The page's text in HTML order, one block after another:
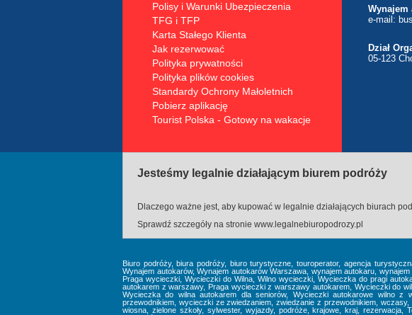
Polisy i Warunki Ubezpieczenia
TFG i TFP
Karta Stałego Klienta
Jak rezerwować
Polityka prywatności
Polityka plików cookies
Standardy Ochrony Małoletnich
Pobierz aplikację
Tourist Polska - Gotowy na wakacje
Wynajem
e-mail:
Dział
05-123
Jesteśmy legalnie działającym biurem podróży
Dlaczego ważne jest, aby kupować w legalnie działających biurach
Sprawdź szczegóły na stronie www.legalnebiuropodrozy.pl
Biuro podróży, biura podróży, biuro turystyczne, touroperator, agencja
Wynajem autokarów, Wynajem autokarów Warszawa, wynajem autokaru,
Praga wycieczki, Wycieczki do Wilna, Wilno wycieczki, Wycieczka do pragi
autokarem z warszawy, Praga wycieczki z warszawy autokarem, Wycieczki do
Wycieczka do wilna autokarem dla seniorów, Wycieczki autokarowe wilno
przewodnikiem, wycieczki ze zwiedzaniem, zwiedzanie z przewodnikiem,
wiosna, zielone szkoły, sylwester, wyjazdy, podróże, krajowe, kraj,